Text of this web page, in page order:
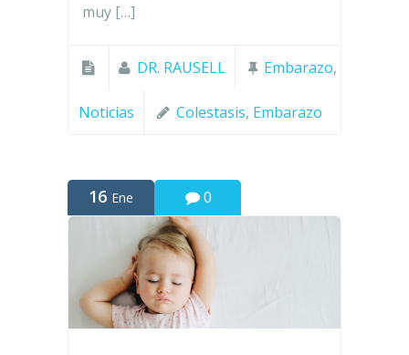
muy […]
DR. RAUSELL Embarazo,
Noticias Colestasis, Embarazo
16 Ene 0